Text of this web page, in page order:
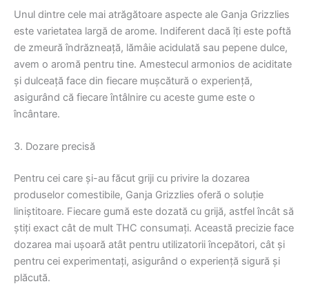
Unul dintre cele mai atrăgătoare aspecte ale Ganja Grizzlies
este varietatea largă de arome. Indiferent dacă îți este poftă
de zmeură îndrăzneață, lămâie acidulată sau pepene dulce,
avem o aromă pentru tine. Amestecul armonios de aciditate
și dulceață face din fiecare mușcătură o experiență,
asigurând că fiecare întâlnire cu aceste gume este o
încântare.
3. Dozare precisă
Pentru cei care și-au făcut griji cu privire la dozarea
produselor comestibile, Ganja Grizzlies oferă o soluție
liniștitoare. Fiecare gumă este dozată cu grijă, astfel încât să
știți exact cât de mult THC consumați. Această precizie face
dozarea mai ușoară atât pentru utilizatorii începători, cât și
pentru cei experimentați, asigurând o experiență sigură și
plăcută.